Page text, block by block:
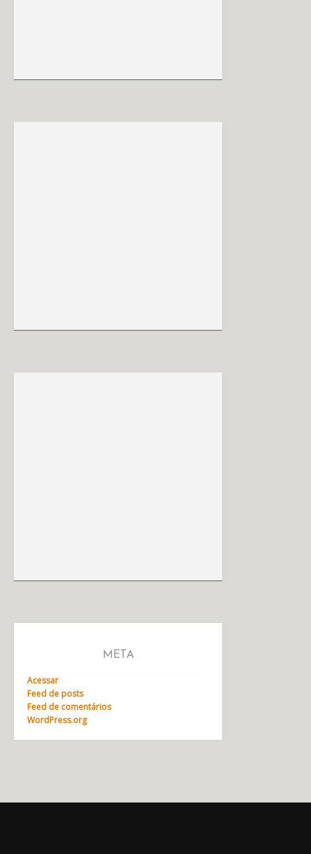
META
Acessar
Feed de posts
Feed de comentários
WordPress.org